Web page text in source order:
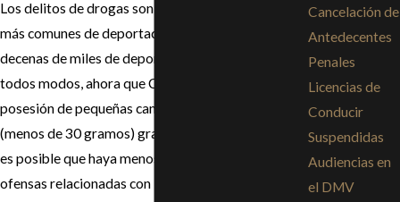
Los delitos de drogas son algunos de los motivos
más comunes de deportación, resultando en
decenas de miles de deportaciones cada año. De
todos modos, ahora que California ha legalizado la
posesión de pequeñas cantidades de marihuana
(menos de 30 gramos) gracias a la Proposición 64,
es posible que haya menos deportaciones por
ofensas relacionadas con la marihuana.
Cancelación de
Antedecentes
Penales
Licencias de
Conducir
Suspendidas
Audiencias en
el DMV